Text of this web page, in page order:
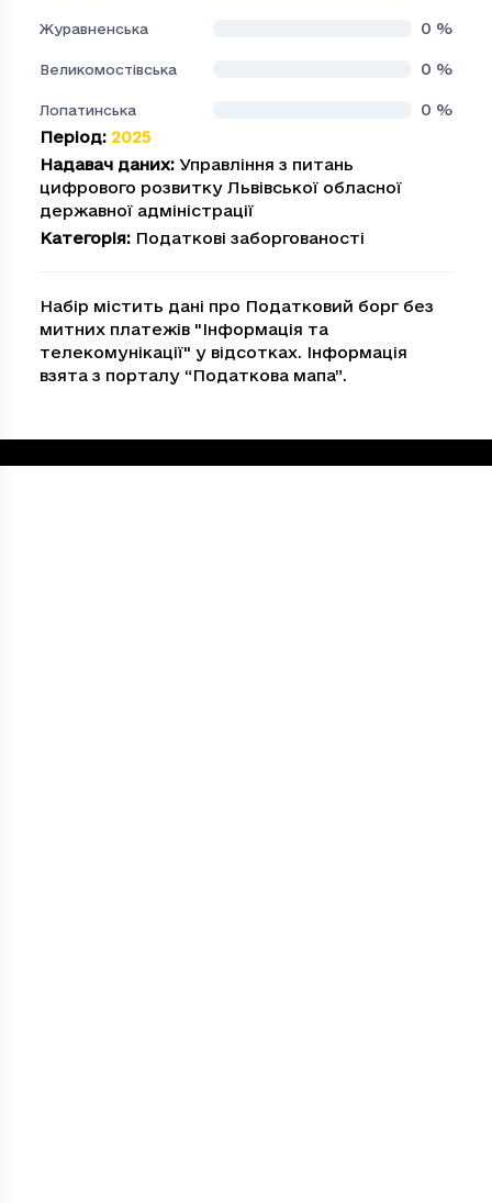
Журавненська 0 %
Великомостівська 0 %
Лопатинська 0 %
Період: 2025
Надавач даних: Управління з питань
цифрового розвитку Львівської обласної
державної адміністрації
Категорія: Податкові заборгованості
Набір містить дані про Податковий борг без
митних платежів "Iнформацiя та
телекомунiкацiї" у відсотках. Інформація
взята з порталу “Податкова мапа”.